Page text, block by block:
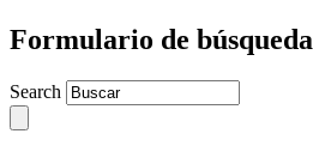
Formulario de búsqueda
Search